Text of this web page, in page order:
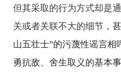
但其采取的行为方式却是
关或者关联不大的细节，
山五壮士”的污蔑性谣言相
勇抗敌、舍生取义的基本